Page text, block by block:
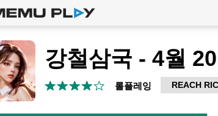
롤플레잉 REACH